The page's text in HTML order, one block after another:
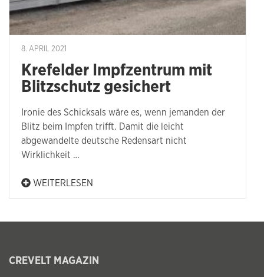
8. APRIL 2021
Krefelder Impfzentrum mit
Blitzschutz gesichert
Ironie des Schicksals wäre es, wenn jemanden der
Blitz beim Impfen trifft. Damit die leicht
abgewandelte deutsche Redensart nicht
Wirklichkeit …
WEITERLESEN
CREVELT MAGAZIN